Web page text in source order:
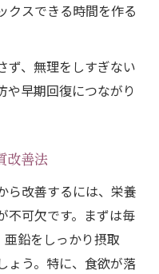
クスできる時間を作る
ず、無理をしすぎない
や早期回復につながり
改善法
ら改善するには、栄養
不可欠です。まずは毎
鉛をしっかり摂取
ょう。特に、食欲が落